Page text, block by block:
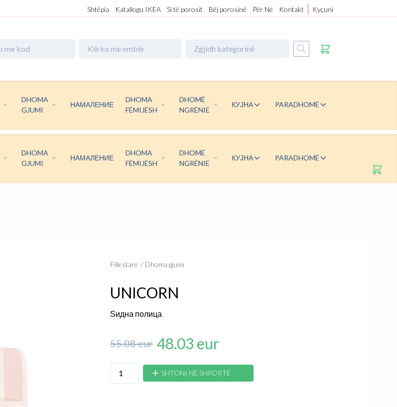
Shtëpia Katallogu IKEA Si të porosit Bëj porosinë Për Ne Kontakt Kyçuni
DHOMA
GJUMI
НАМАЛЕНИЕ
DHOMA
FËMIJËSH
DHOMË
NGRËNIE
КУЈНА PARADHOMË
DHOMA
GJUMI
НАМАЛЕНИЕ
DHOMA
FËMIJËSH
DHOMË
NGRËNIE
КУЈНА PARADHOMË
Fillestare Dhoma gjumi
UNICORN
Ѕидна полица
55.08 eur 48.03 eur
SHTONI NË SHPORTË